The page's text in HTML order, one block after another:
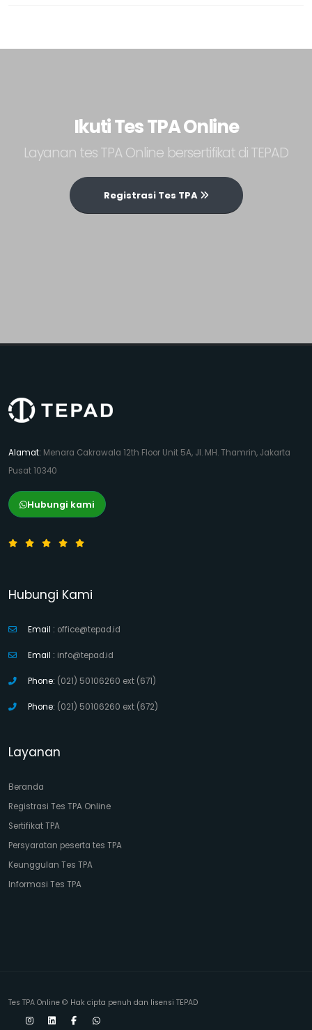
Ikuti Tes TPA Online
Layanan tes TPA Online bersertifikat di TEPAD
Registrasi Tes TPA
Alamat: Menara Cakrawala 12th Floor Unit 5A, Jl. MH. Thamrin, Jakarta
Pusat 10340
Hubungi kami
Hubungi Kami
Email : office@tepad.id
Email : info@tepad.id
Phone: (021) 50106260 ext (671)
Phone: (021) 50106260 ext (672)
Layanan
Beranda
Registrasi Tes TPA Online
Sertifikat TPA
Persyaratan peserta tes TPA
Keunggulan Tes TPA
Informasi Tes TPA
Tes TPA Online © Hak cipta penuh dan lisensi TEPAD